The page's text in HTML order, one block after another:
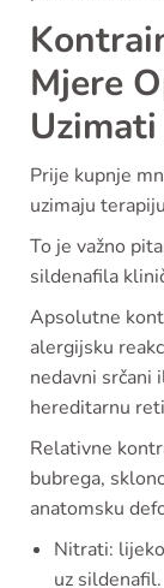
Mjere
Prije kupnje
uzimaju
To je važno
sildenafila
Apsolutne
alergijsku
nedavni srčani
hereditarnu
Relativne
bubrega,
anatomsku
Nitrati:
uz sildenafil.